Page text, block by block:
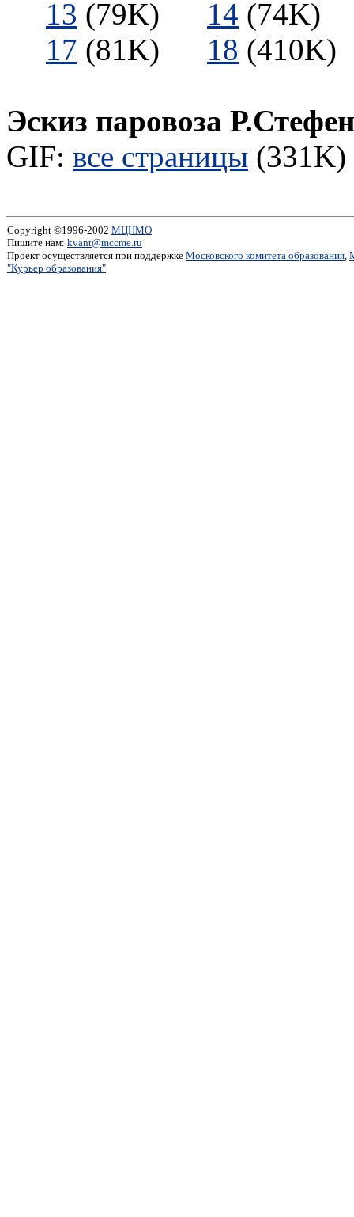
13 (79K) 14
17 (81K) 18
Эскиз паровоза
GIF: все страницы
Copyright ©1996-2002 МЦНМО
Пишите нам: kvant@mccme.ru
Проект осуществляется при поддержке Московского комитета образования,
"Курьер образования"